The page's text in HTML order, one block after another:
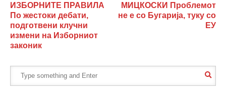
ИЗБОРНИТЕ ПРАВИЛА
По жестоки дебати,
подготвени клучни
измени на Изборниот
законик
МИЦКОСКИ Проблемот
не е со Бугарија, туку со
ЕУ